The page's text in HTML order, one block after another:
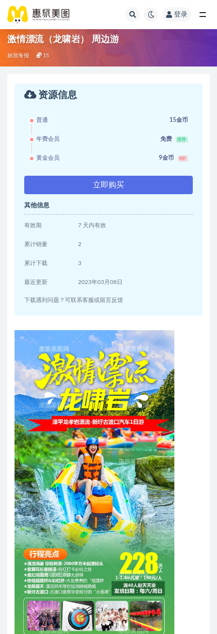
登录
激情漂流（龙啸岩） 周边游
旅游海报 15
资源信息
普通 15金币
年费会员 免费 推荐
黄金会员 9金币 6折
立即购买
其他信息
有效期 7 天内有效
累计销量 2
累计下载 3
最近更新 2023年03月08日
下载遇到问题？可联系客服或留言反馈